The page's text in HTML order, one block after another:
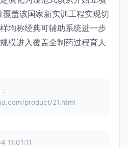
盖该国家新实训工程实现切
均称经典可辅助系统进一步
模进入覆盖全制药过程育人
product/21.html
11:01:11